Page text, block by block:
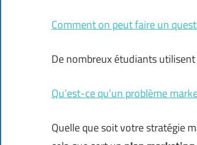
Comment on peut faire un
De nombreux étudiants
Qu’est-ce qu’un problème
Quelle que soit votre stratégie